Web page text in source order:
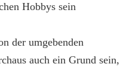
Hobbys sein
der umgebenden
auch ein Grund sein,